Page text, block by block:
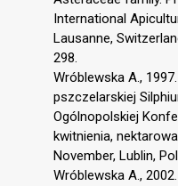
International
Lausanne,
298.
Wróblewska A.,
pszczelarskiej
Ogólnopolskiej
kwitnienia,
November, Lublin,
Wróblewska A.,